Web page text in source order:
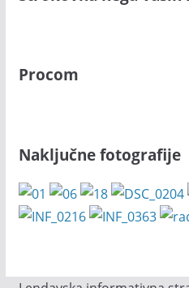
Procom
Naključne fotografije